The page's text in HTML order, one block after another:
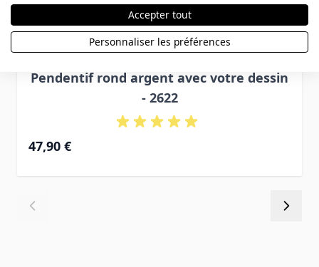
Pendentif rond argent avec votre dessin
- 2622
47,90 €
Accepter tout
Personnaliser les préférences